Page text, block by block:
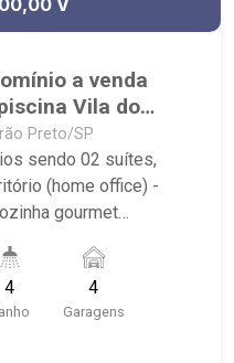
V
a venda
Vila do
Preto/SP
sendo 02 suítes,
(home office) -
gourmet
já com
- garagem para 4
-
4 4
Garagens